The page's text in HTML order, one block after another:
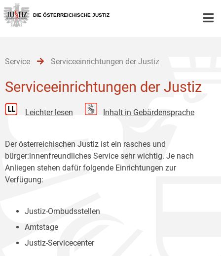
Zur
Hauptnavigation
[1]
Zum
Inhalt
[2]
Zum
Untermenü
[3]
DIE ÖSTERREICHISCHE JUSTIZ
Service Serviceeinrichtungen der Justiz
Serviceeinrichtungen der Justiz
Leichter lesen Inhalt in Gebärdensprache
Der österreichischen Justiz ist ein rasches und
bürger:innenfreundliches Service sehr wichtig. Je nach
Anliegen stehen dafür folgende Einrichtungen zur
Verfügung:
Justiz-Ombudsstellen
Amtstage
Justiz-Servicecenter